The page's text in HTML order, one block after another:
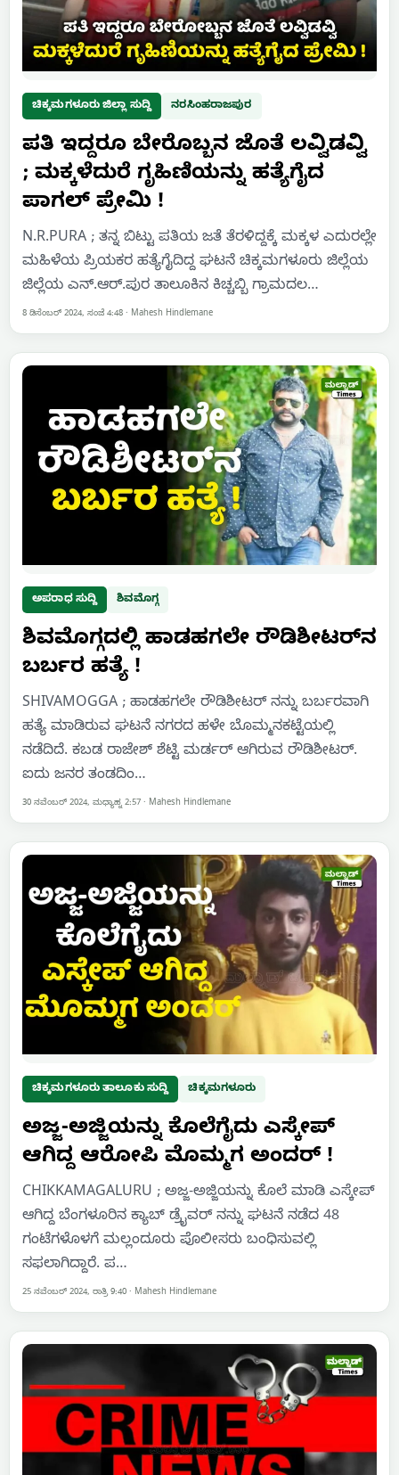
ಚಿಕ್ಕಮಗಳೂರು ಜಿಲ್ಲಾ ಸುದ್ದಿ ನರಸಿಂಹರಾಜಪುರ
ಪತಿ ಇದ್ದರೂ ಬೇರೊಬ್ಬನ ಜೊತೆ ಲವ್ವಿಡವ್ವಿ
; ಮಕ್ಕಳೆದುರೆ ಗೃಹಿಣಿಯನ್ನು ಹತ್ಯೆಗೈದ
ಪಾಗಲ್ ಪ್ರೇಮಿ !
N.R.PURA ; ತನ್ನ ಬಿಟ್ಟು ಪತಿಯ ಜತೆ ತೆರಳಿದ್ದಕ್ಕೆ ಮಕ್ಕಳ ಎದುರಲ್ಲೇ
ಮಹಿಳೆಯ ಪ್ರಿಯಕರ ಹತ್ಯೆಗೈದಿದ್ದ ಘಟನೆ ಚಿಕ್ಕಮಗಳೂರು ಜಿಲ್ಲೆಯ
ಜಿಲ್ಲೆಯ ಎನ್.ಆರ್.ಪುರ ತಾಲೂಕಿನ ಕಿಚ್ಚಬ್ಬಿ ಗ್ರಾಮದಲ…
8 ಡಿಸೆಂಬರ್ 2024, ಸಂಜೆ 4:48 · Mahesh Hindlemane
ಅಪರಾಧ ಸುದ್ದಿ ಶಿವಮೊಗ್ಗ
ಶಿವಮೊಗ್ಗದಲ್ಲಿ ಹಾಡಹಗಲೇ ರೌಡಿಶೀಟರ್‌ನ
ಬರ್ಬರ ಹತ್ಯೆ !
SHIVAMOGGA ; ಹಾಡಹಗಲೇ ರೌಡಿಶೀಟರ್ ನನ್ನು ಬರ್ಬರವಾಗಿ
ಹತ್ಯೆ ಮಾಡಿರುವ ಘಟನೆ ನಗರದ ಹಳೇ ಬೊಮ್ಮನಕಟ್ಟೆಯಲ್ಲಿ
ನಡೆದಿದೆ. ಕಬಡ ರಾಜೇಶ್ ಶೆಟ್ಟಿ ಮರ್ಡರ್ ಆಗಿರುವ ರೌಡಿಶೀಟರ್.
ಐದು ಜನರ ತಂಡದಿಂ…
30 ನವೆಂಬರ್ 2024, ಮಧ್ಯಾಹ್ನ 2:57 · Mahesh Hindlemane
ಚಿಕ್ಕಮಗಳೂರು ತಾಲೂಕು ಸುದ್ದಿ ಚಿಕ್ಕಮಗಳೂರು
ಅಜ್ಜ-ಅಜ್ಜಿಯನ್ನು ಕೊಲೆಗೈದು ಎಸ್ಕೇಪ್
ಆಗಿದ್ದ ಆರೋಪಿ ಮೊಮ್ಮಗ ಅಂದರ್ !
CHIKKAMAGALURU ; ಅಜ್ಜ-ಅಜ್ಜಿಯನ್ನು ಕೊಲೆ ಮಾಡಿ ಎಸ್ಕೇಪ್
ಆಗಿದ್ದ ಬೆಂಗಳೂರಿನ ಕ್ಯಾಬ್ ಡ್ರೈವರ್ ನನ್ನು ಘಟನೆ ನಡೆದ 48
ಗಂಟೆಗಳೊಳಗೆ ಮಲ್ಲಂದೂರು ಪೊಲೀಸರು ಬಂಧಿಸುವಲ್ಲಿ
ಸಫಲಾಗಿದ್ದಾರೆ. ಪ…
25 ನವೆಂಬರ್ 2024, ರಾತ್ರಿ 9:40 · Mahesh Hindlemane